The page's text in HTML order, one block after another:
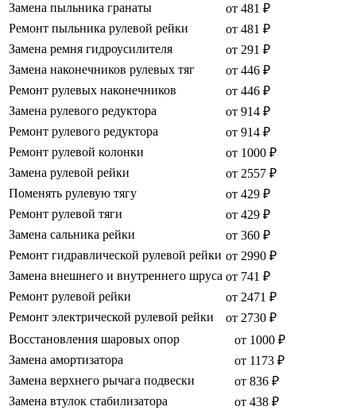
Замена пыльника гранаты
от 481 ₽
Ремонт пыльника рулевой рейки
от 481 ₽
Замена ремня гидроусилителя
от 291 ₽
Замена наконечников рулевых тяг
от 446 ₽
Ремонт рулевых наконечников
от 446 ₽
Замена рулевого редуктора
от 914 ₽
Ремонт рулевого редуктора
от 914 ₽
Ремонт рулевой колонки
от 1000 ₽
Замена рулевой рейки
от 2557 ₽
Поменять рулевую тягу
от 429 ₽
Ремонт рулевой тяги
от 429 ₽
Замена сальника рейки
от 360 ₽
Ремонт гидравлической рулевой рейки от 2990 ₽
Замена внешнего и внутреннего шруса от 741 ₽
Ремонт рулевой рейки
от 2471 ₽
Ремонт электрической рулевой рейки
от 2730 ₽
Восстановления шаровых опор
от 1000 ₽
Замена амортизатора
от 1173 ₽
Замена верхнего рычага подвески
от 836 ₽
Замена втулок стабилизатора
от 438 ₽